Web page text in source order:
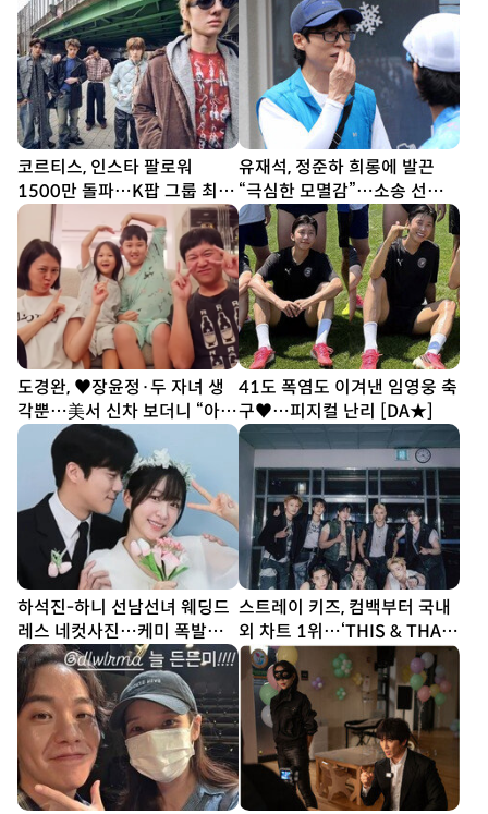
코르티스, 인스타 팔로워
1500만 돌파…K팝 그룹 최단
기간
유재석, 정준하 희롱에 발끈
“극심한 모멸감”…소송 선언
(놀뭐)
도경완, ♥장윤정·두 자녀 생
각뿐…美서 신차 보더니 “아빠
열심히 할게” [SD톡톡]
41도 폭염도 이겨낸 임영웅 축
구♥…피지컬 난리 [DA★]
하석진-하니 선남선녀 웨딩드
레스 네컷사진…케미 폭발
[DA★]
스트레이 키즈, 컴백부터 국내
외 차트 1위…‘THIS & THAT’
흥행 시동